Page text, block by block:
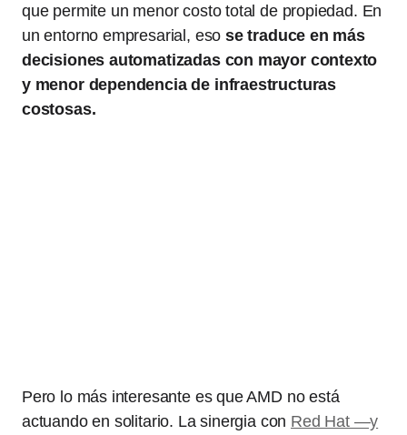
que permite un menor costo total de propiedad. En
un entorno empresarial, eso se traduce en más
decisiones automatizadas con mayor contexto
y menor dependencia de infraestructuras
costosas.
Pero lo más interesante es que AMD no está
actuando en solitario. La sinergia con Red Hat —y